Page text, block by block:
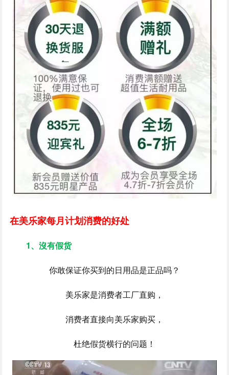
在美乐家每月计划消费的好处
1、沒有假货
你敢保证你买到的日用品是正品吗？
美乐家是消费者工厂直购，
消费者直接向美乐家购买，
杜绝假货横行的问题！